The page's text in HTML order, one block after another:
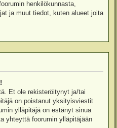
henkilökunnasta,
ja muut tiedot, kuten alueet joita
Et ole rekisteröitynyt ja/tai
on poistanut yksityisviestit
ylläpitäjä on estänyt sinua
yhteyttä foorumin ylläpitäjään